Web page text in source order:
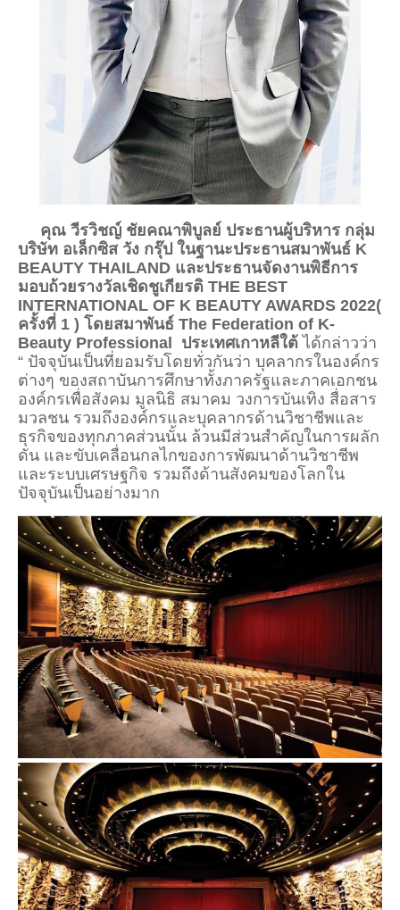
คุณ วีรวิชญ์ ชัยคณาพิบูลย์ ประธานผู้บริหาร กลุ่ม
บริษัท อเล็กซิส วัง กรุ๊ป ในฐานะประธานสมาพันธ์ K
BEAUTY THAILAND และประธานจัดงานพิธีการ
มอบถ้วยรางวัลเชิดชูเกียรติ THE BEST
INTERNATIONAL OF K BEAUTY AWARDS 2022(
ครั้งที่ 1 ) โดยสมาพันธ์ The Federation of K-
Beauty Professional ประเทศเกาหลีใต้ ได้กล่าวว่า
“ ปัจจุบันเป็นที่ยอมรับโดยทั่วกันว่า บุคลากรในองค์กร
ต่างๆ ของสถาบันการศึกษาทั้งภาครัฐและภาคเอกชน
องค์กรเพื่อสังคม มูลนิธิ สมาคม วงการบันเทิง สื่อสาร
มวลชน รวมถึงองค์กรและบุคลากรด้านวิชาชีพและ
ธุรกิจของทุกภาคส่วนนั้น ล้วนมีส่วนสำคัญในการผลัก
ดัน และขับเคลื่อนกลไกของการพัฒนาด้านวิชาชีพ
และระบบเศรษฐกิจ รวมถึงด้านสังคมของโลกใน
ปัจจุบันเป็นอย่างมาก